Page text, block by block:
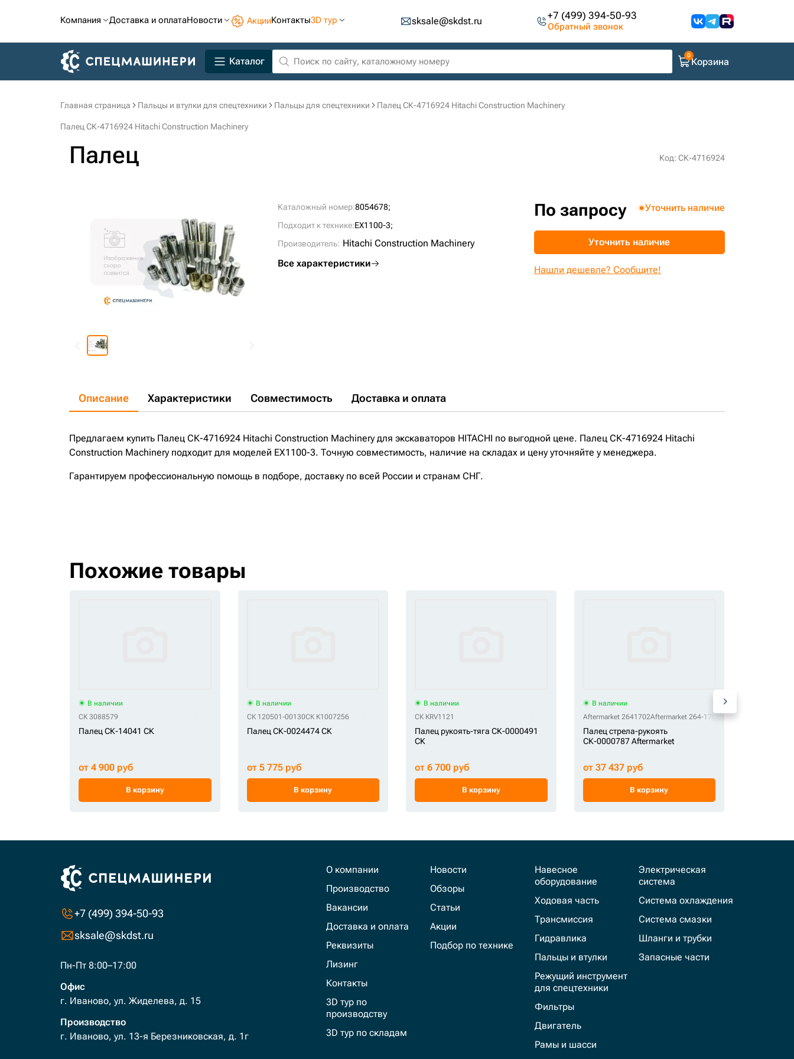
Компания Доставка и оплатаНовости АкцииКонтакты3D тур sksale@skdst.ru +7 (499) 394-50-93
Обратный звонок
Каталог Корзина
Главная страница Пальцы и втулки для спецтехники Пальцы для спецтехники Палец СК-4716924 Hitachi Construction Machinery
Палец СК-4716924 Hitachi Construction Machinery
Палец Код: СК-4716924
Каталожный номер:8054678;
Подходит к технике:EX1100-3;
Производитель: Hitachi Construction Machinery
Все характеристики
По запросу Уточнить наличие
Уточнить наличие
Нашли дешевле? Сообщите!
Описание Характеристики Совместимость Доставка и оплата
Предлагаем купить Палец СК-4716924 Hitachi Construction Machinery для экскаваторов HITACHI по выгодной цене. Палец СК-4716924 Hitachi
Construction Machinery подходит для моделей EX1100-3. Точную совместимость, наличие на складах и цену уточняйте у менеджера.
Гарантируем профессиональную помощь в подборе, доставку по всей России и странам СНГ.
Похожие товары
В наличии
СК 3088579
Палец СК-14041 СК
от 4 900 руб
В корзину
В наличии
СК 120501-00130СК K1007256
Палец СК-0024474 СК
от 5 775 руб
В корзину
В наличии
СК KRV1121
Палец рукоять-тяга СК-0000491
СК
от 6 700 руб
В корзину
В наличии
Aftermarket 2641702Aftermarket 264-1702
Палец стрела-рукоять
СК-0000787 Aftermarket
от 37 437 руб
В корзину
+7 (499) 394-50-93
sksale@skdst.ru
Пн-Пт 8:00–17:00
Офис
г. Иваново, ул. Жиделева, д. 15
Производство
г. Иваново, ул. 13-я Березниковская, д. 1г
О компании
Производство
Вакансии
Доставка и оплата
Реквизиты
Лизинг
Контакты
3D тур по
производству
3D тур по складам
Новости
Обзоры
Статьи
Акции
Подбор по технике
Навесное
оборудование
Ходовая часть
Трансмиссия
Гидравлика
Пальцы и втулки
Режущий инструмент
для спецтехники
Фильтры
Двигатель
Рамы и шасси
Электрическая
система
Система охлаждения
Система смазки
Шланги и трубки
Запасные части